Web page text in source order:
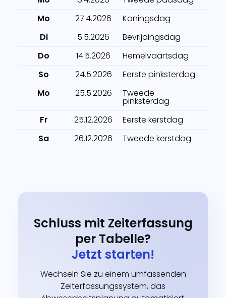
Mo
27.4.2026
Koningsdag
Di
5.5.2026
Bevrijdingsdag
Do
14.5.2026
Hemelvaartsdag
So
24.5.2026
Eerste pinksterdag
Mo
25.5.2026 Tweede
pinksterdag
Fr
25.12.2026
Eerste kerstdag
Sa
26.12.2026 Tweede kerstdag
Schluss mit Zeiterfassung
per Tabelle?
Jetzt starten!
Wechseln Sie zu einem umfassenden
Zeiterfassungssystem, das